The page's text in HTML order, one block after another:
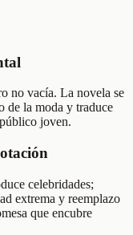
no vacía. La novela se
de la moda y traduce
joven.
celebridades;
extrema y reemplazo
que encubre